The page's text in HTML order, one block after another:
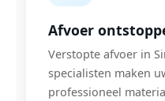
Afvoer
Verstopte afvoer in
specialisten maken
professioneel